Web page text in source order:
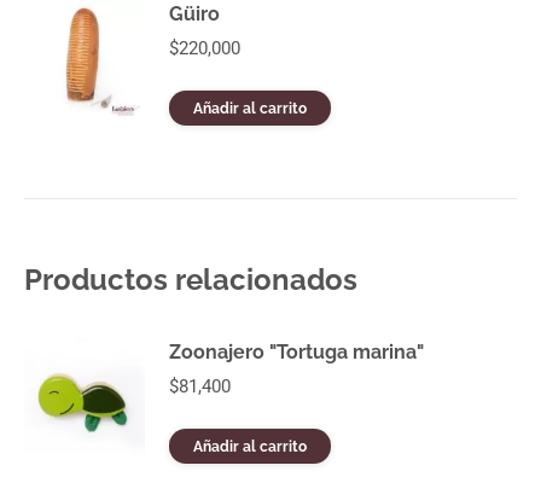
Güiro
$220,000
Añadir al carrito
Productos relacionados
Zoonajero "Tortuga marina"
$81,400
Añadir al carrito